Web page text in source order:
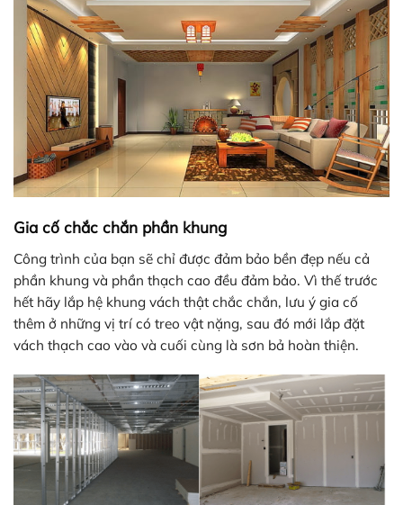
Gia cố chắc chắn phần khung
Công trình của bạn sẽ chỉ được đảm bảo bền đẹp nếu cả
phần khung và phần thạch cao đều đảm bảo. Vì thế trước
hết hãy lắp hệ khung vách thật chắc chắn, lưu ý gia cố
thêm ở những vị trí có treo vật nặng, sau đó mới lắp đặt
vách thạch cao vào và cuối cùng là sơn bả hoàn thiện.